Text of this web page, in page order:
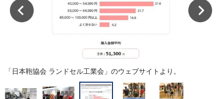
「日本鞄協会 ランドセル工業会」のウェブサイトより。